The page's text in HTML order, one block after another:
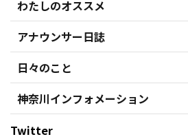
わたしのオススメ
アナウンサー日誌
日々のこと
神奈川インフォメーション
Twitter